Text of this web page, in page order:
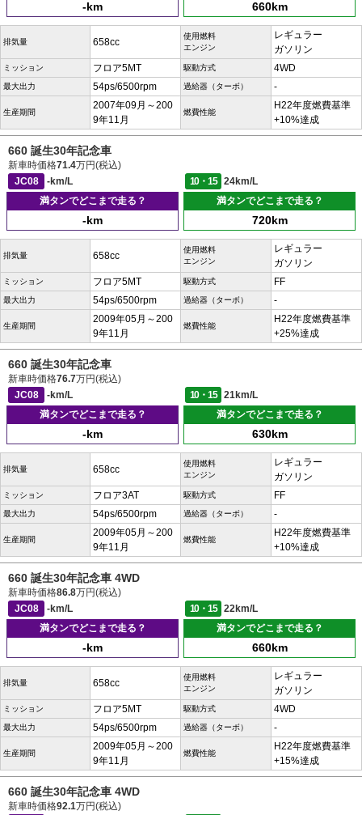
-km 660km
排気量 658cc
使用燃料
エンジン
レギュラー
ガソリン
ミッション フロア5MT 駆動方式 4WD
最大出力 54ps/6500rpm 過給器（ターボ） -
生産期間
2007年09月～200
9年11月
燃費性能
H22年度燃費基準
+10%達成
660 誕生30年記念車
新車時価格71.4万円(税込)
JC08
-km/L 10・15
24km/L
満タンでどこまで走る？
-km
満タンでどこまで走る？
720km
排気量 658cc
使用燃料
エンジン
レギュラー
ガソリン
ミッション フロア5MT 駆動方式 FF
最大出力 54ps/6500rpm 過給器（ターボ） -
生産期間
2009年05月～200
9年11月
燃費性能
H22年度燃費基準
+25%達成
660 誕生30年記念車
新車時価格76.7万円(税込)
JC08
-km/L 10・15
21km/L
満タンでどこまで走る？
-km
満タンでどこまで走る？
630km
排気量 658cc
使用燃料
エンジン
レギュラー
ガソリン
ミッション フロア3AT 駆動方式 FF
最大出力 54ps/6500rpm 過給器（ターボ） -
生産期間
2009年05月～200
9年11月
燃費性能
H22年度燃費基準
+10%達成
660 誕生30年記念車 4WD
新車時価格86.8万円(税込)
JC08
-km/L 10・15
22km/L
満タンでどこまで走る？
-km
満タンでどこまで走る？
660km
排気量 658cc
使用燃料
エンジン
レギュラー
ガソリン
ミッション フロア5MT 駆動方式 4WD
最大出力 54ps/6500rpm 過給器（ターボ） -
生産期間
2009年05月～200
9年11月
燃費性能
H22年度燃費基準
+15%達成
660 誕生30年記念車 4WD
新車時価格92.1万円(税込)